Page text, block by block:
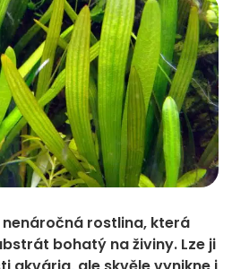
rostlina, která
bohatý na živiny. Lze ji